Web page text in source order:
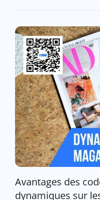
Avantages des
dynamiques sur